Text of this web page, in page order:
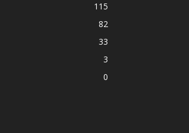
115
82
33
3
0